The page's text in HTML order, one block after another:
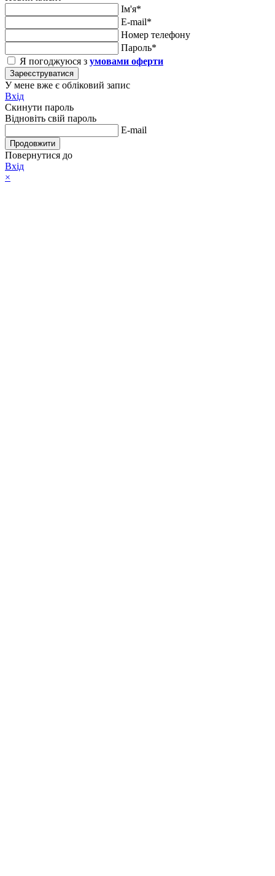
Ім'я*
E-mail*
Номер телефону
Пароль*
Я погоджуюся з умовами оферти
Зареєструватися
У мене вже є обліковий запис
Вхід
Скинути пароль
Відновіть свій пароль
E-mail
Продовжити
Повернутися до
Вхід
×